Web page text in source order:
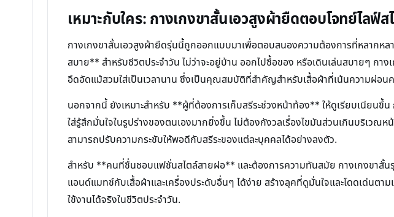
เหมาะกับใคร: กางเกงขาสั้นเอวสูงผ้ายืดตอบโจทย์ไลฟ์
กางเกงขาสั้นเอวสูงผ้ายืดรุ่นนี้ถูกออกแบบมาเพื่อตอบสนองความต้องการที่หลากห
สบาย** สำหรับชีวิตประจำวัน ไม่ว่าจะอยู่บ้าน ออกไปซื้อของ หรือเดินเล่นสบายๆ ก
อึดอัดแม้สวมใส่เป็นเวลานาน ซึ่งเป็นคุณสมบัติที่สำคัญสำหรับเสื้อผ้าที่เน้นความผ่อน
นอกจากนี้ ยังเหมาะสำหรับ **ผู้ที่ต้องการเก็บสรีระช่วงหน้าท้อง** ให้ดูเรียบเนียน
ใส่รู้สึกมั่นใจในรูปร่างของตนเองมากยิ่งขึ้น ไม่ต้องกังวลเรื่องไขมันส่วนเกินบริเวณห
สามารถปรับความกระชับให้พอดีกับสรีระของแต่ละบุคคลได้อย่างลงตัว.
สำหรับ **คนที่ชื่นชอบแฟชั่นสไตล์สายฝอ** และต้องการความทันสมัย กางเกงขาสั้
แอนด์แมทช์กับเสื้อผ้าและเครื่องประดับอื่นๆ ได้ง่าย สร้างลุคที่ดูมั่นใจและโดดเด่นต
ใช้งานได้จริงในชีวิตประจำวัน.